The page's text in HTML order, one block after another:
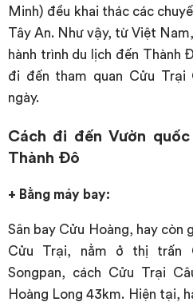
Minh) đều khai thác các
Tây An. Như vậy, từ Việt
hành trình du lịch đến Thành
đi đến tham quan Cửu
ngày.
Cách đi đến Vườn
Thành Đô
+ Bằng máy bay:
Sân bay Cửu Hoàng, hay còn
Cửu Trại, nằm ở thị trấn
Songpan, cách Cửu Trại
Hoàng Long 43km. Hiện tại,